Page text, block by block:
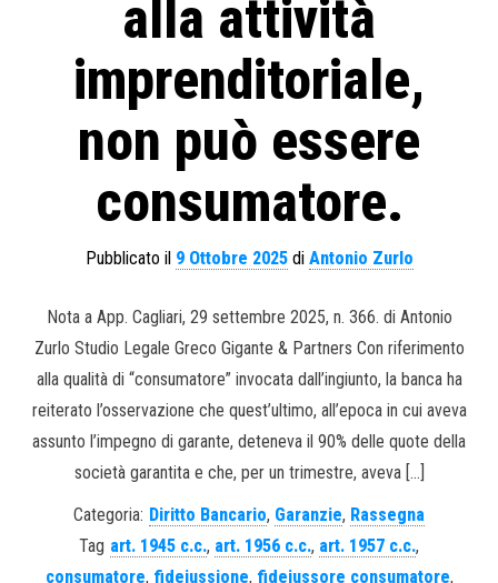
alla attività
imprenditoriale,
non può essere
consumatore.
Pubblicato il 9 Ottobre 2025di Antonio Zurlo
Nota a App. Cagliari, 29 settembre 2025, n. 366. di Antonio
Zurlo Studio Legale Greco Gigante & Partners Con riferimento
alla qualità di “consumatore” invocata dall’ingiunto, la banca ha
reiterato l’osservazione che quest’ultimo, all’epoca in cui aveva
assunto l’impegno di garante, deteneva il 90% delle quote della
società garantita e che, per un trimestre, aveva […]
Categoria: Diritto Bancario, Garanzie, Rassegna
Tag art. 1945 c.c., art. 1956 c.c., art. 1957 c.c.,
consumatore, fideiussione, fideiussore consumatore,